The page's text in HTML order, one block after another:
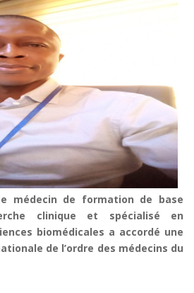
médecin de formation de base
clinique et spécialisé en
biomédicales a accordé une
de l’ordre des médecins du